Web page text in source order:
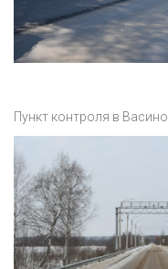
Пункт контроля в Васино